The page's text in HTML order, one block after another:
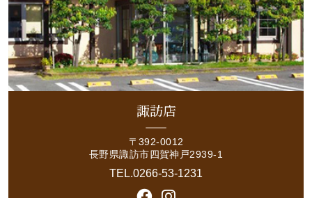
諏訪店
〒392-0012
長野県諏訪市四賀神戸2939-1
TEL.0266-53-1231